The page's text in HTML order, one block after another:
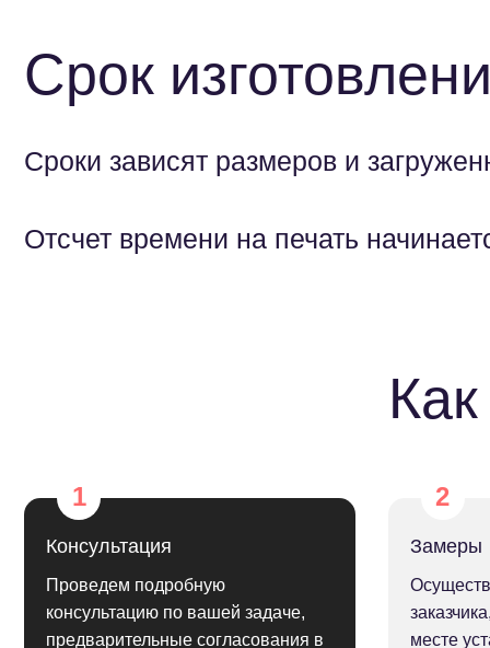
Срок
Сроки зависят размеров и
Отсчет времени на печать
Консультация
Проведем подробную
консультацию по вашей задаче,
предварительные согласования в
Замеры
месте